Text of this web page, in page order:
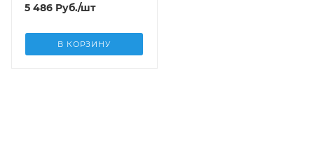
5 486 Руб./шт
В КОРЗИНУ